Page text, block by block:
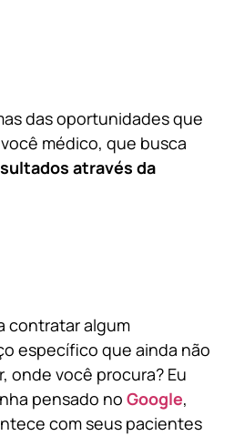
das oportunidades que
médico, que busca
através da
contratar algum
específico que ainda não
onde você procura? Eu
pensado no Google,
com seus pacientes